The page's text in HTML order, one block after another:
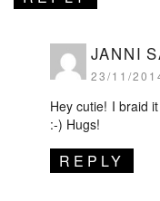
JANNI
23/11/
Hey cutie! I braid
:-) Hugs!
REPLY